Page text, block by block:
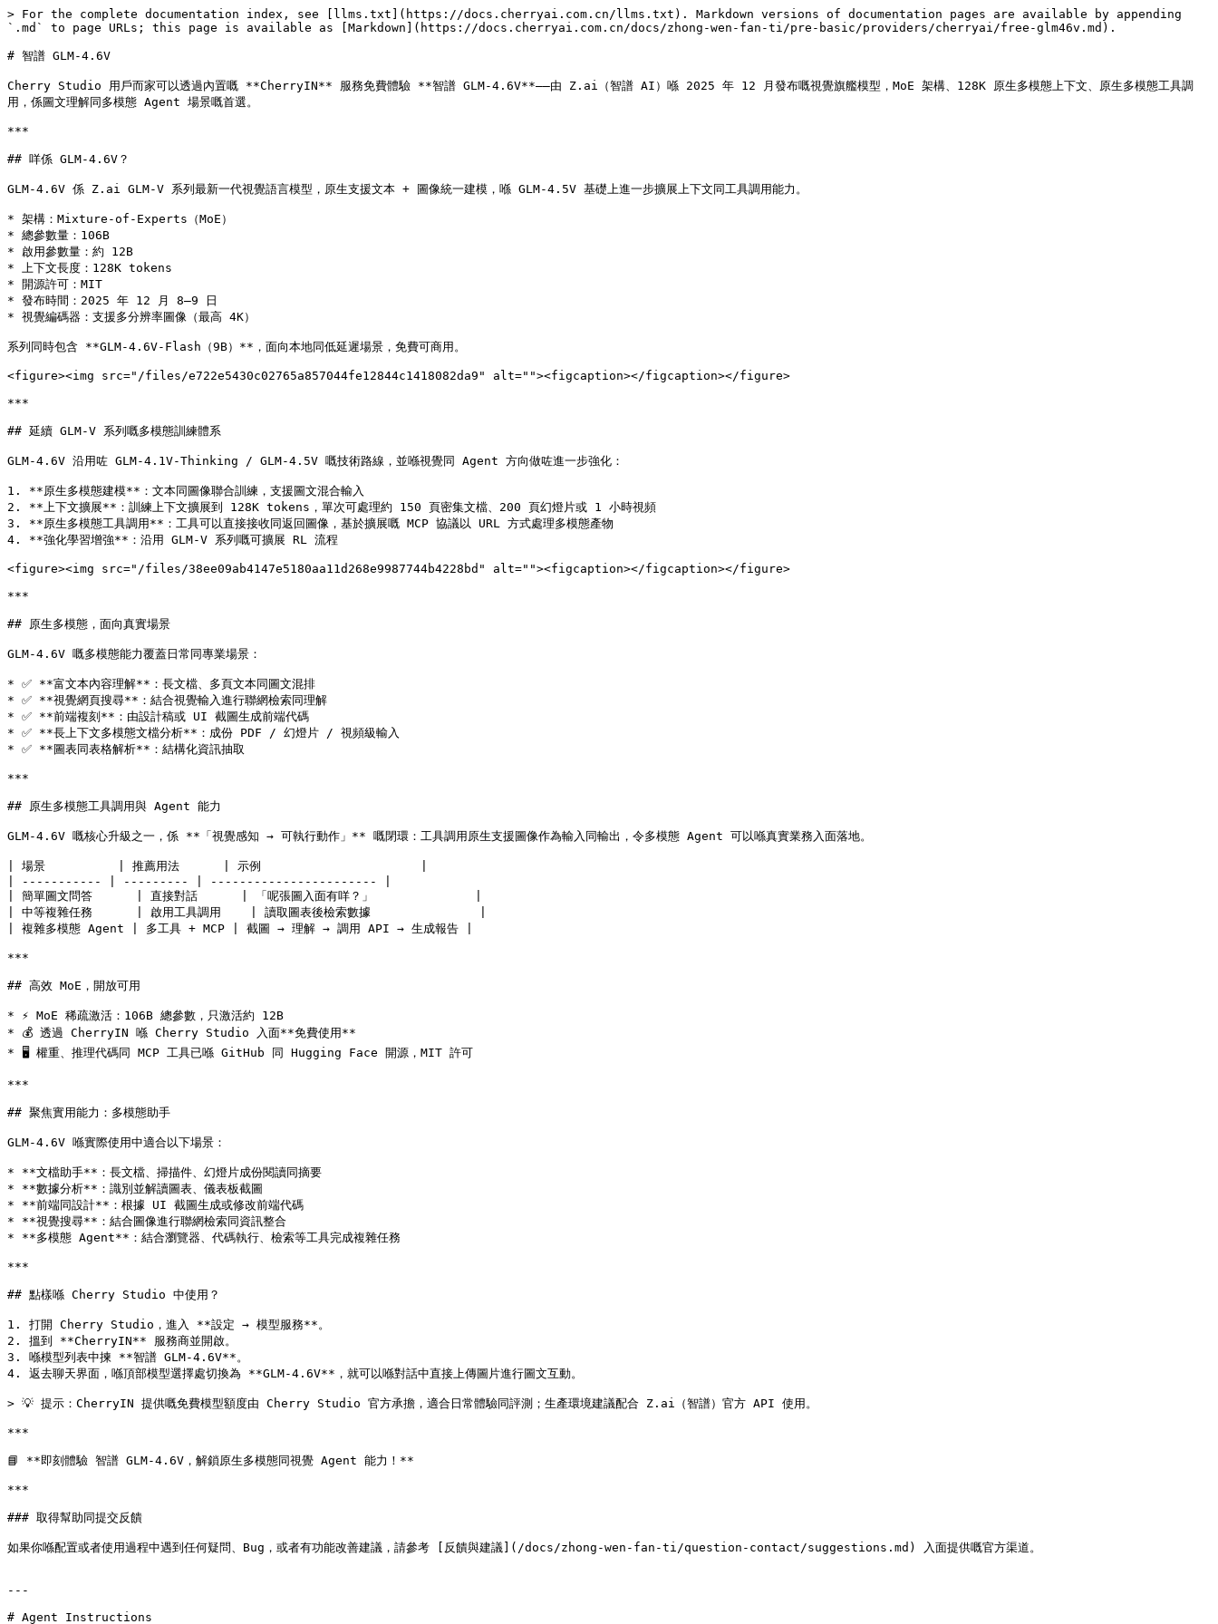
> For the complete documentation index, see [llms.txt](https://docs.cherryai.com.cn/llms.txt). Markdown versions of documentation pages are available by appending
`.md` to page URLs; this page is available as [Markdown](https://docs.cherryai.com.cn/docs/zhong-wen-fan-ti/pre-basic/providers/cherryai/free-glm46v.md).
# 智譜 GLM-4.6V
Cherry Studio 用戶而家可以透過內置嘅 **CherryIN** 服務免費體驗 **智譜 GLM-4.6V**——由 Z.ai（智譜 AI）喺 2025 年 12 月發布嘅視覺旗艦模型，MoE 架構、128K 原生多模態上下文、原生多模態工具調
用，係圖文理解同多模態 Agent 場景嘅首選。
***
## 咩係 GLM-4.6V？
GLM-4.6V 係 Z.ai GLM-V 系列最新一代視覺語言模型，原生支援文本 + 圖像統一建模，喺 GLM-4.5V 基礎上進一步擴展上下文同工具調用能力。
* 架構：Mixture-of-Experts（MoE）
* 總參數量：106B
* 啟用參數量：約 12B
* 上下文長度：128K tokens
* 開源許可：MIT
* 發布時間：2025 年 12 月 8–9 日
* 視覺編碼器：支援多分辨率圖像（最高 4K）
系列同時包含 **GLM-4.6V-Flash（9B）**，面向本地同低延遲場景，免費可商用。
<figure><img src="/files/e722e5430c02765a857044fe12844c1418082da9" alt=""><figcaption></figcaption></figure>
***
## 延續 GLM-V 系列嘅多模態訓練體系
GLM-4.6V 沿用咗 GLM-4.1V-Thinking / GLM-4.5V 嘅技術路線，並喺視覺同 Agent 方向做咗進一步強化：
1. **原生多模態建模**：文本同圖像聯合訓練，支援圖文混合輸入
2. **上下文擴展**：訓練上下文擴展到 128K tokens，單次可處理約 150 頁密集文檔、200 頁幻燈片或 1 小時視頻
3. **原生多模態工具調用**：工具可以直接接收同返回圖像，基於擴展嘅 MCP 協議以 URL 方式處理多模態產物
4. **強化學習增強**：沿用 GLM-V 系列嘅可擴展 RL 流程
<figure><img src="/files/38ee09ab4147e5180aa11d268e9987744b4228bd" alt=""><figcaption></figcaption></figure>
***
## 原生多模態，面向真實場景
GLM-4.6V 嘅多模態能力覆蓋日常同專業場景：
* ✅ **富文本內容理解**：長文檔、多頁文本同圖文混排
* ✅ **視覺網頁搜尋**：結合視覺輸入進行聯網檢索同理解
* ✅ **前端複刻**：由設計稿或 UI 截圖生成前端代碼
* ✅ **長上下文多模態文檔分析**：成份 PDF / 幻燈片 / 視頻級輸入
* ✅ **圖表同表格解析**：結構化資訊抽取
***
## 原生多模態工具調用與 Agent 能力
GLM-4.6V 嘅核心升級之一，係 **「視覺感知 → 可執行動作」** 嘅閉環：工具調用原生支援圖像作為輸入同輸出，令多模態 Agent 可以喺真實業務入面落地。
| 場景          | 推薦用法      | 示例                      |
| ----------- | --------- | ----------------------- |
| 簡單圖文問答      | 直接對話      | 「呢張圖入面有咩？」              |
| 中等複雜任務      | 啟用工具調用    | 讀取圖表後檢索數據               |
| 複雜多模態 Agent | 多工具 + MCP | 截圖 → 理解 → 調用 API → 生成報告 |
***
## 高效 MoE，開放可用
* ⚡ MoE 稀疏激活：106B 總參數，只激活約 12B
* 💰 透過 CherryIN 喺 Cherry Studio 入面**免費使用**
* 🖥️ 權重、推理代碼同 MCP 工具已喺 GitHub 同 Hugging Face 開源，MIT 許可
***
## 聚焦實用能力：多模態助手
GLM-4.6V 喺實際使用中適合以下場景：
* **文檔助手**：長文檔、掃描件、幻燈片成份閱讀同摘要
* **數據分析**：識別並解讀圖表、儀表板截圖
* **前端同設計**：根據 UI 截圖生成或修改前端代碼
* **視覺搜尋**：結合圖像進行聯網檢索同資訊整合
* **多模態 Agent**：結合瀏覽器、代碼執行、檢索等工具完成複雜任務
***
## 點樣喺 Cherry Studio 中使用？
1. 打開 Cherry Studio，進入 **設定 → 模型服務**。
2. 搵到 **CherryIN** 服務商並開啟。
3. 喺模型列表中揀 **智譜 GLM-4.6V**。
4. 返去聊天界面，喺頂部模型選擇處切換為 **GLM-4.6V**，就可以喺對話中直接上傳圖片進行圖文互動。
> 💡 提示：CherryIN 提供嘅免費模型額度由 Cherry Studio 官方承擔，適合日常體驗同評測；生產環境建議配合 Z.ai（智譜）官方 API 使用。
***
📘 **即刻體驗 智譜 GLM-4.6V，解鎖原生多模態同視覺 Agent 能力！**
***
### 取得幫助同提交反饋
如果你喺配置或者使用過程中遇到任何疑問、Bug，或者有功能改善建議，請參考 [反饋與建議](/docs/zhong-wen-fan-ti/question-contact/suggestions.md) 入面提供嘅官方渠道。
---
# Agent Instructions